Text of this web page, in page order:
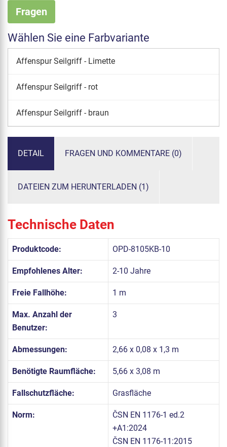
Fragen
Wählen Sie eine Farbvariante
Affenspur Seilgriff - Limette
Affenspur Seilgriff - rot
Affenspur Seilgriff - braun
DETAIL FRAGEN UND KOMMENTARE (0)
DATEIEN ZUM HERUNTERLADEN (1)
Technische Daten
Produktcode: OPD-8105KB-10
Empfohlenes Alter: 2-10 Jahre
Freie Fallhöhe: 1 m
Max. Anzahl der
Benutzer:
3
Abmessungen: 2,66 x 0,08 x 1,3 m
Benötigte Raumfläche: 5,66 x 3,08 m
Fallschutzfläche: Grasfläche
Norm:
ČSN EN 1176-1 ed.2
+A1:2024
ČSN EN 1176-11:2015